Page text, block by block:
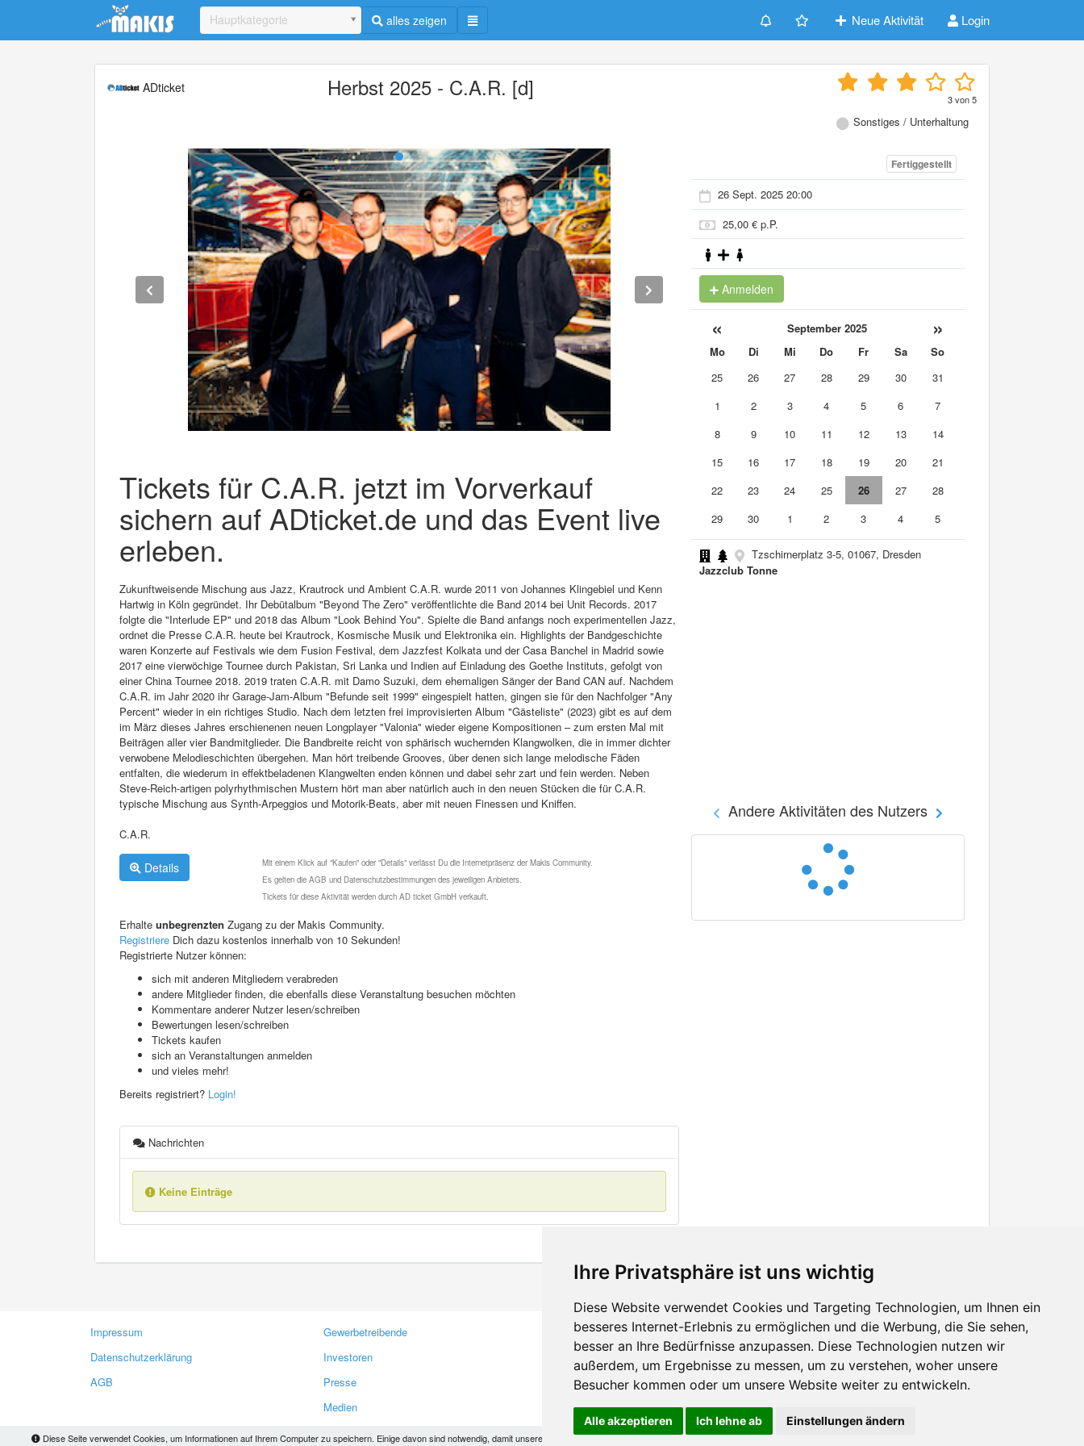
Ihre Privatsphäre ist uns wichtig
Diese Website verwendet Cookies und Targeting Technologien, um Ihnen ein
besseres Internet-Erlebnis zu ermöglichen und die Werbung, die Sie sehen,
besser an Ihre Bedürfnisse anzupassen. Diese Technologien nutzen wir
außerdem, um Ergebnisse zu messen, um zu verstehen, woher unsere
Besucher kommen oder um unsere Website weiter zu entwickeln.
Alle akzeptieren Ich lehne ab Einstellungen ändern
Update cookies preferences
Diese Seite verwendet Cookies, um Informationen auf Ihrem Computer zu speichern. Einige davon sind notwendig, damit unsere Seite funktioniert, andere helfen uns dabei, das Nutzererlebnis zu verbessern. Mit der Nutzung dieser Seite erklären Sie sich damit
Hauptkategorie alles zeigen Neue Aktivität Login
ADticket Herbst 2025 - C.A.R. [d] 3von5
Sonstiges / Unterhaltung
Tickets für C.A.R. jetzt im Vorverkauf
sichern auf ADticket.de und das Event live
erleben.
Zukunftweisende Mischung aus Jazz, Krautrock und Ambient C.A.R. wurde 2011 von Johannes Klingebiel und Kenn
Hartwig in Köln gegründet. Ihr Debütalbum "Beyond The Zero" veröffentlichte die Band 2014 bei Unit Records. 2017
folgte die "Interlude EP" und 2018 das Album "Look Behind You". Spielte die Band anfangs noch experimentellen Jazz,
ordnet die Presse C.A.R. heute bei Krautrock, Kosmische Musik und Elektronika ein. Highlights der Bandgeschichte
waren Konzerte auf Festivals wie dem Fusion Festival, dem Jazzfest Kolkata und der Casa Banchel in Madrid sowie
2017 eine vierwöchige Tournee durch Pakistan, Sri Lanka und Indien auf Einladung des Goethe Instituts, gefolgt von
einer China Tournee 2018. 2019 traten C.A.R. mit Damo Suzuki, dem ehemaligen Sänger der Band CAN auf. Nachdem
C.A.R. im Jahr 2020 ihr Garage-Jam-Album "Befunde seit 1999" eingespielt hatten, gingen sie für den Nachfolger "Any
Percent" wieder in ein richtiges Studio. Nach dem letzten frei improvisierten Album "Gästeliste" (2023) gibt es auf dem
im März dieses Jahres erschienenen neuen Longplayer "Valonia" wieder eigene Kompositionen – zum ersten Mal mit
Beiträgen aller vier Bandmitglieder. Die Bandbreite reicht von sphärisch wuchernden Klangwolken, die in immer dichter
verwobene Melodieschichten übergehen. Man hört treibende Grooves, über denen sich lange melodische Fäden
entfalten, die wiederum in effektbeladenen Klangwelten enden können und dabei sehr zart und fein werden. Neben
Steve-Reich-artigen polyrhythmischen Mustern hört man aber natürlich auch in den neuen Stücken die für C.A.R.
typische Mischung aus Synth-Arpeggios und Motorik-Beats, aber mit neuen Finessen und Kniffen.
C.A.R.
Details
Mit einem Klick auf "Kaufen" oder "Details" verlässt Du die Internetpräsenz der Makis Community.
Es gelten die AGB und Datenschutzbestimmungen des jeweiligen Anbieters.
Tickets für diese Aktivität werden durch AD ticket GmbH verkauft.
Erhalte unbegrenzten Zugang zu der Makis Community.
Registriere Dich dazu kostenlos innerhalb von 10 Sekunden!
Registrierte Nutzer können:
sich mit anderen Mitgliedern verabreden
andere Mitglieder finden, die ebenfalls diese Veranstaltung besuchen möchten
Kommentare anderer Nutzer lesen/schreiben
Bewertungen lesen/schreiben
Tickets kaufen
sich an Veranstaltungen anmelden
und vieles mehr!
Bereits registriert? Login!
Nachrichten
Keine Einträge
Fertiggestellt
26 Sept. 2025 20:00
25,00 € p.P.
Anmelden
« September 2025 »
Mo Di Mi Do Fr Sa
So
25
26 27 28 29 30
31
1
2 3 4 5 6
7
8
9 10 11 12 13
14
15
16 17 18 19 20
21
22
23 24 25 26 27
28
29
30 1 2 3 4 5
Tzschirnerplatz 3-5, 01067, Dresden
Jazzclub Tonne
Andere Aktivitäten des Nutzers
Impressum
Datenschutzerklärung
AGB
Gewerbetreibende
Investoren
Presse
Medien
Kontakt
Feedback
Fehler melden
Facebook
Twitter
YouTube